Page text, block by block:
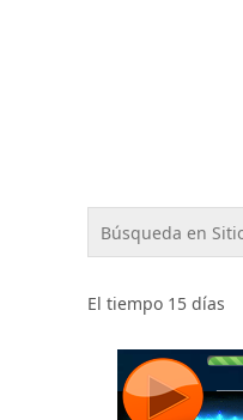
El tiempo 15 días